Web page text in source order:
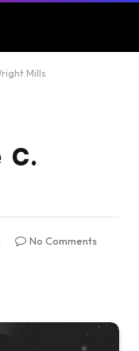
Mills
C.
No Comments